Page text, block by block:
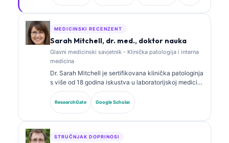
medicinski direktor u Kantesti AI, pruža klinički
radove o interpretaciji biomarkera i laboratorijskoj
dijagnostici na temu laboratorijske medicine.
MEDICINSKI RECENZENT
Sarah Mitchell, dr. med., doktor nauka
Glavni medicinski savjetnik - Klinička patologija i interna
medicina
Dr. Sarah Mitchell je sertifikovana klinička patologinja
s više od 18 godina iskustva u laboratorijskoj medicini
i dijagnostičkoj analizi. Ima specijalističke sertifikate
iz kliničke biohemije i opsežno je objavljivala radove
o panelima biomarkera i laboratorijskoj analizi u
ResearchGate Google Scholar
STRUČNJAK DOPRINOSI